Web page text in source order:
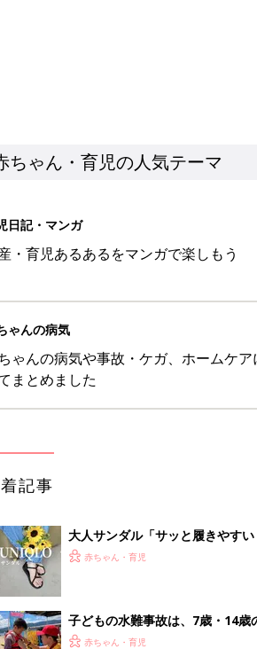
ちゃん・育児の人気テーマ
日記・マンガ
・育児あるあるをマンガで楽しもう
ゃんの病気
ゃんの病気や事故・ケガ、ホームケア
まとめました
記事
大人サンダル「サッと履きやす
赤ちゃん・育児
子どもの水難事故は、7歳・14歳
まねく【専門家】
赤ちゃん・育児